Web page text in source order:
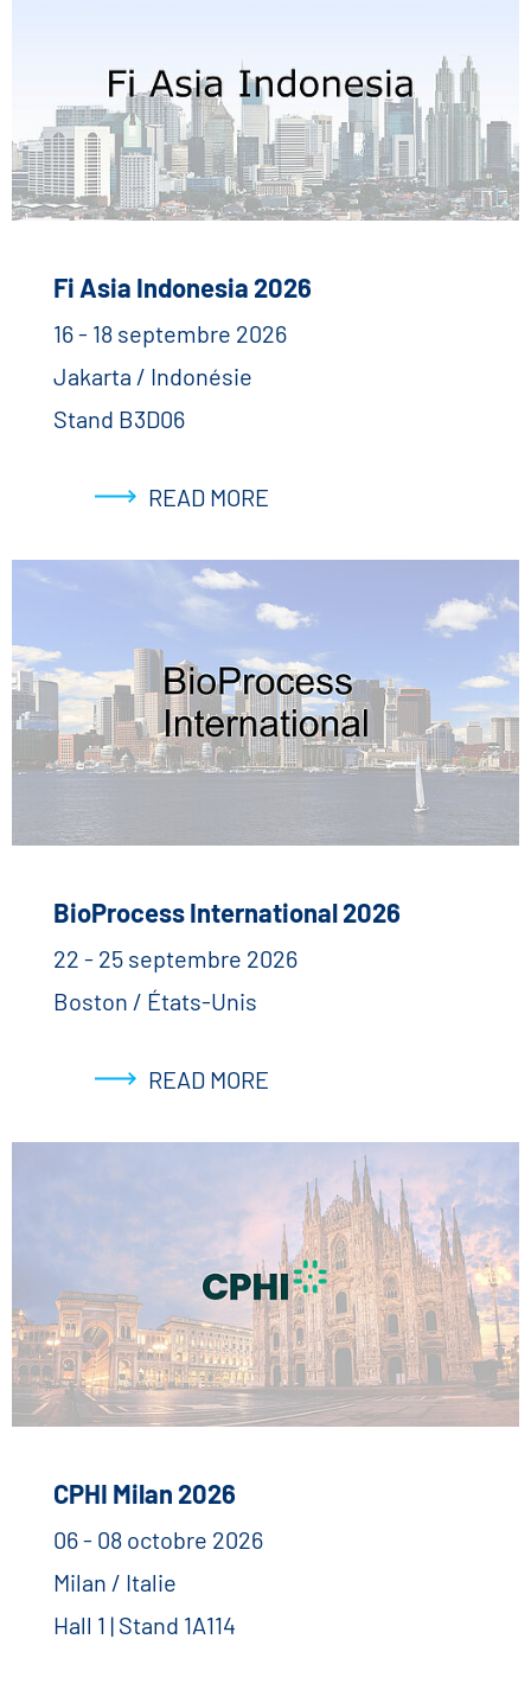
Fi Asia Indonesia 2026
16 - 18 septembre 2026
Jakarta / Indonésie
Stand B3D06
READ MORE
BioProcess International 2026
22 - 25 septembre 2026
Boston / États-Unis
READ MORE
CPHI Milan 2026
06 - 08 octobre 2026
Milan / Italie
Hall 1 | Stand 1A114